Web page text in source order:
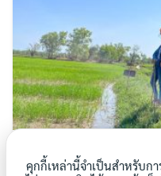
การเรียนรู้ของ “ชุม
คุกกี้เหล่านี้จำเป็นสำหรับก